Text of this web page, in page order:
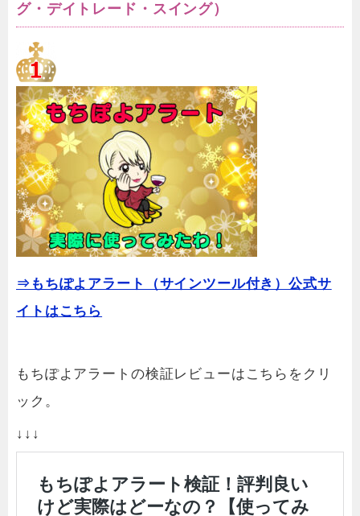
グ・デイトレード・スイング）
⇒もちぽよアラート（サインツール付き）公式サ
イトはこちら
もちぽよアラートの検証レビューはこちらをクリ
ック。
↓↓↓